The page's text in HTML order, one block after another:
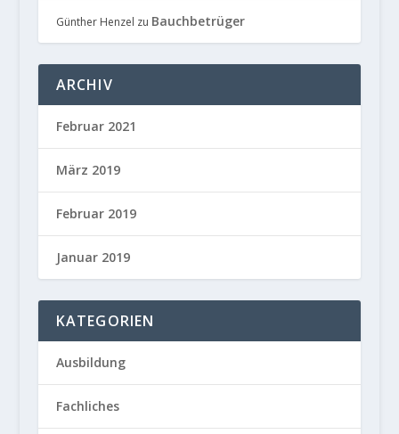
Günther Henzel zu Bauchbetrüger
ARCHIV
Februar 2021
März 2019
Februar 2019
Januar 2019
KATEGORIEN
Ausbildung
Fachliches